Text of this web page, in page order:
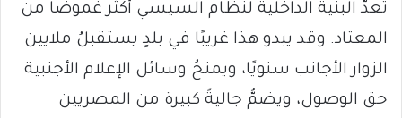
تُعدُّ البنية الداخلية لنظام السيسي أكثر غموضًا من
المعتاد. وقد يبدو هذا غريبًا في بلدٍ يستقبلُ ملايين
الزوار الأجانب سنويًا، ويمنحُ وسائل الإعلام الأجنبية
حق الوصول، ويضمُّ جاليةً كبيرة من المصريين